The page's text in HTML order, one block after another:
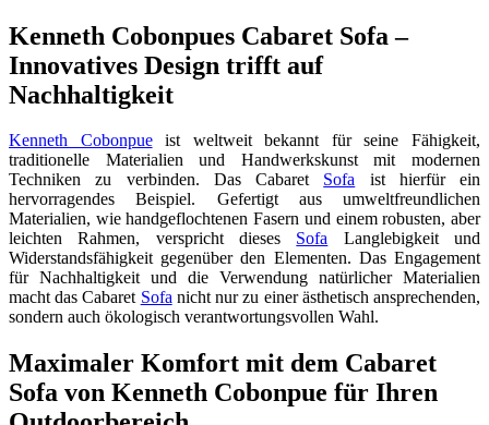
Kenneth Cobonpues Cabaret Sofa –
Innovatives Design trifft auf
Nachhaltigkeit
Kenneth Cobonpueist weltweit bekannt für seine Fähigkeit,
traditionelle Materialien und Handwerkskunst mit modernen
Techniken zu verbinden. Das Cabaret Sofa ist hierfür ein
hervorragendes Beispiel. Gefertigt aus umweltfreundlichen
Materialien, wie handgeflochtenen Fasern und einem robusten, aber
leichten Rahmen, verspricht dieses Sofa Langlebigkeit und
Widerstandsfähigkeit gegenüber den Elementen. Das Engagement
für Nachhaltigkeit und die Verwendung natürlicher Materialien
macht das Cabaret Sofanicht nur zu einer ästhetisch ansprechenden,
sondern auch ökologisch verantwortungsvollen Wahl.
Maximaler Komfort mit dem Cabaret
Sofa von Kenneth Cobonpue für Ihren